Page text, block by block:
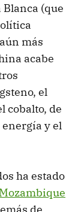
(que
más
acabe
el
cobalto, de
y el
ha estado